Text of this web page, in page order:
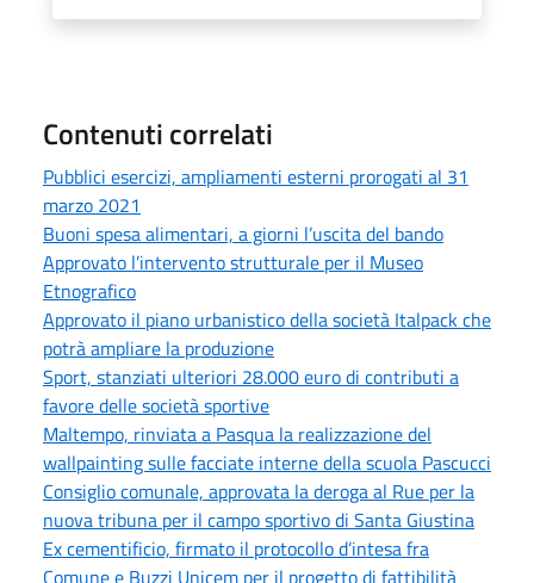
Contenuti correlati
Pubblici esercizi, ampliamenti esterni prorogati al 31
marzo 2021
Buoni spesa alimentari, a giorni l’uscita del bando
Approvato l’intervento strutturale per il Museo
Etnografico
Approvato il piano urbanistico della società Italpack che
potrà ampliare la produzione
Sport, stanziati ulteriori 28.000 euro di contributi a
favore delle società sportive
Maltempo, rinviata a Pasqua la realizzazione del
wallpainting sulle facciate interne della scuola Pascucci
Consiglio comunale, approvata la deroga al Rue per la
nuova tribuna per il campo sportivo di Santa Giustina
Ex cementificio, firmato il protocollo d’intesa fra
Comune e Buzzi Unicem per il progetto di fattibilità